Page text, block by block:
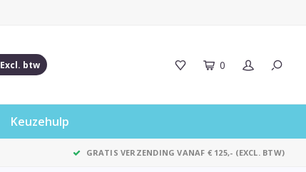
Excl. btw 0
Keuzehulp
GRATIS VERZENDING VANAF € 125,- (EXCL. BTW)